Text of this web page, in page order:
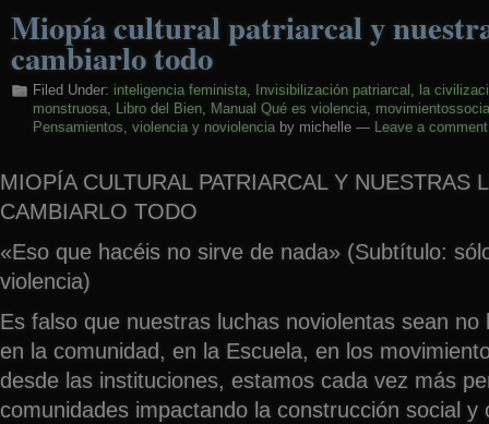
Miopía cultural patriarcal y
cambiarlo todo
Filed Under: inteligencia feminista Invisibilización patriarcal
la
monstruosa
Libro del Bien Manual Qué es violencia
Pensamientos
violencia y noviolencia by michelle — Leave a comment
MIOPÍA CULTURAL PATRIARCAL Y NUESTRAS
CAMBIARLO TODO
«Eso que hacéis no sirve de nada» (Subtítulo:
violencia)
Es falso que nuestras luchas noviolentas sean
en la comunidad, en la Escuela, en los
desde las instituciones, estamos cada vez más
comunidades impactando la construcción social y